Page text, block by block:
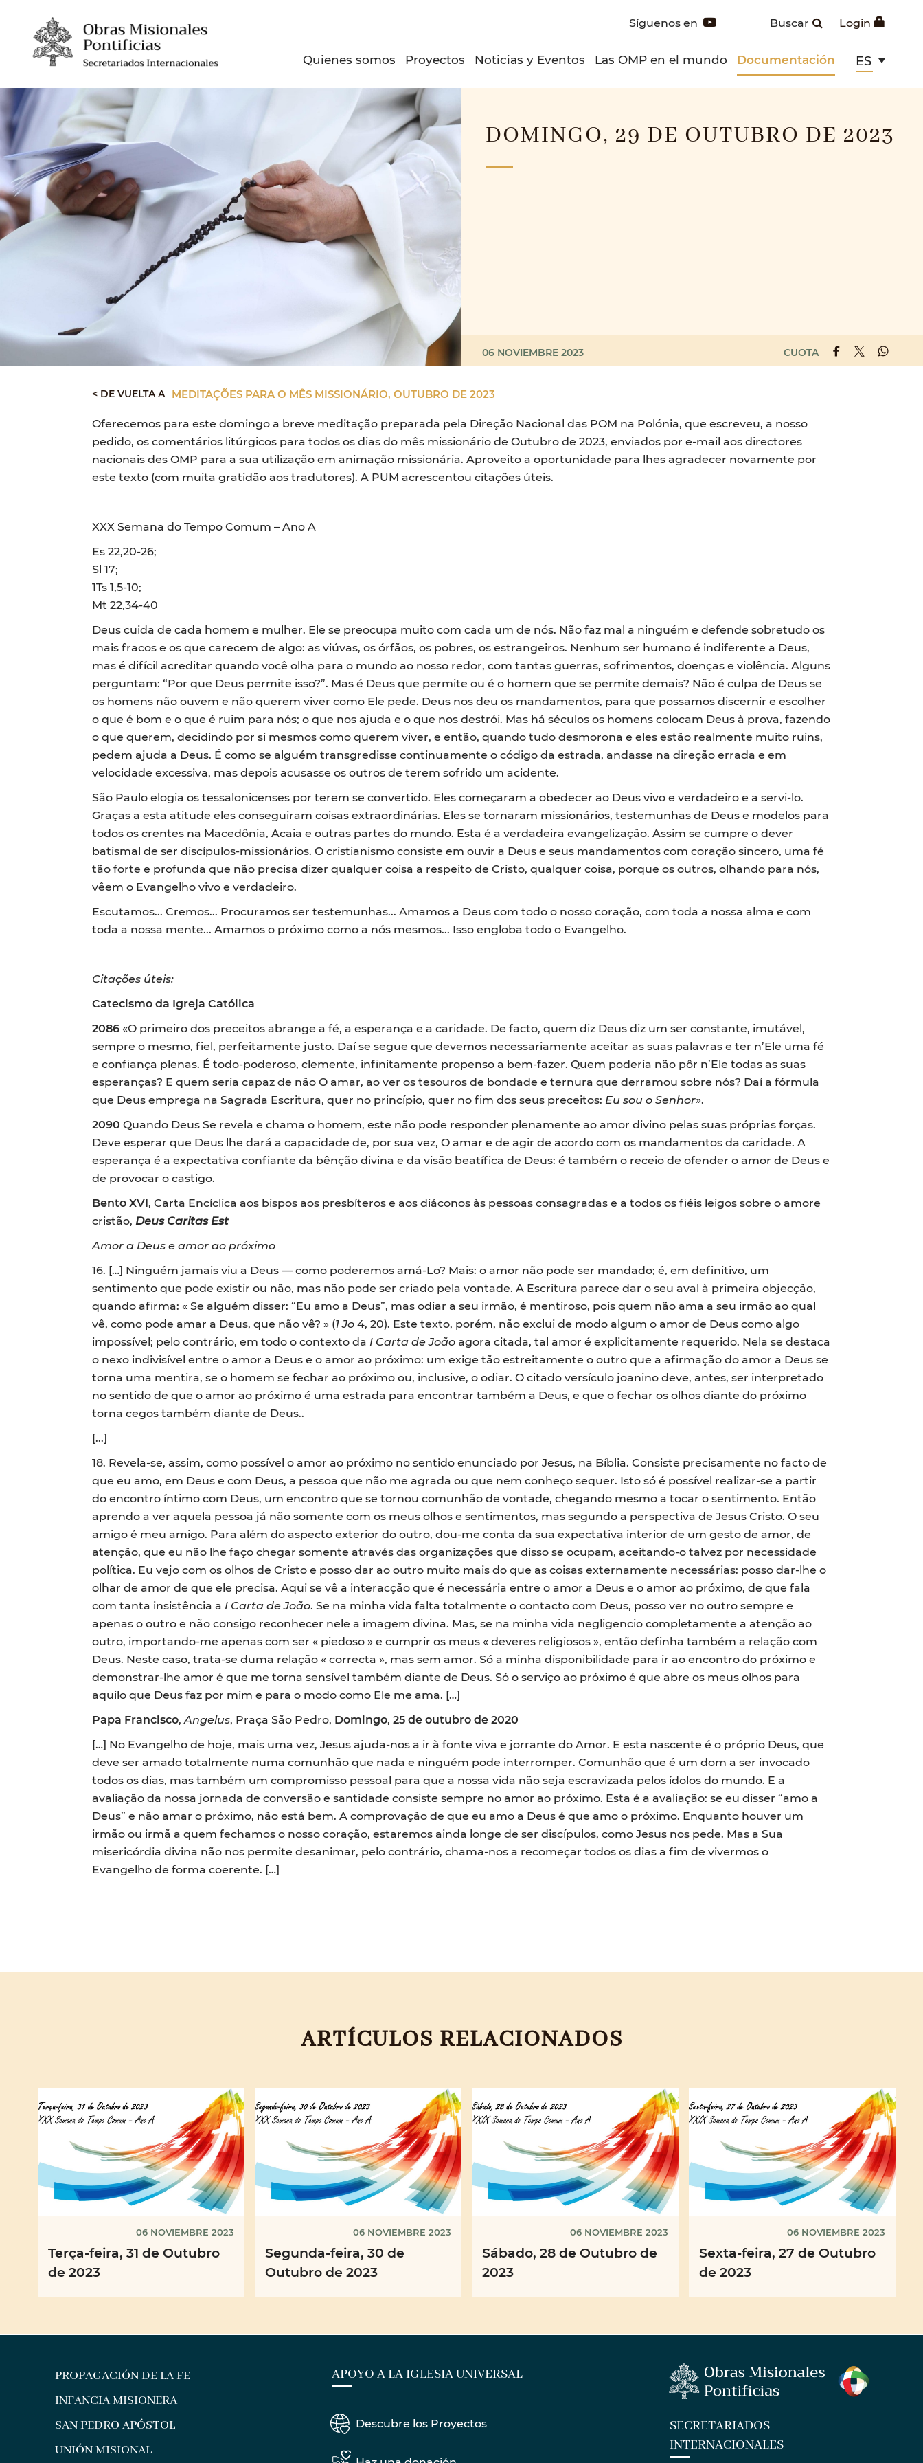
Login
Buscar
Síguenos en
Quienes somos Proyectos Noticias y Eventos Las OMP en el mundo Documentación ES
DOMINGO, 29 DE OUTUBRO DE 2023
06 NOVIEMBRE 2023 CUOTA
< DE VUELTA A MEDITAÇÕES PARA O MÊS MISSIONÁRIO, OUTUBRO DE 2023
Oferecemos para este domingo a breve meditação preparada pela Direção Nacional das POM na Polónia, que escreveu, a nosso
pedido, os comentários litúrgicos para todos os dias do mês missionário de Outubro de 2023, enviados por e-mail aos directores
nacionais des OMP para a sua utilização em animação missionária. Aproveito a oportunidade para lhes agradecer novamente por
este texto (com muita gratidão aos tradutores). A PUM acrescentou citações úteis.
XXX Semana do Tempo Comum – Ano A
Es 22,20-26;
Sl 17;
1Ts 1,5-10;
Mt 22,34-40
Deus cuida de cada homem e mulher. Ele se preocupa muito com cada um de nós. Não faz mal a ninguém e defende sobretudo os
mais fracos e os que carecem de algo: as viúvas, os órfãos, os pobres, os estrangeiros. Nenhum ser humano é indiferente a Deus,
mas é difícil acreditar quando você olha para o mundo ao nosso redor, com tantas guerras, sofrimentos, doenças e violência. Alguns
perguntam: “Por que Deus permite isso?”. Mas é Deus que permite ou é o homem que se permite demais? Não é culpa de Deus se
os homens não ouvem e não querem viver como Ele pede. Deus nos deu os mandamentos, para que possamos discernir e escolher
o que é bom e o que é ruim para nós; o que nos ajuda e o que nos destrói. Mas há séculos os homens colocam Deus à prova, fazendo
o que querem, decidindo por si mesmos como querem viver, e então, quando tudo desmorona e eles estão realmente muito ruins,
pedem ajuda a Deus. É como se alguém transgredisse continuamente o código da estrada, andasse na direção errada e em
velocidade excessiva, mas depois acusasse os outros de terem sofrido um acidente.
São Paulo elogia os tessalonicenses por terem se convertido. Eles começaram a obedecer ao Deus vivo e verdadeiro e a servi-lo.
Graças a esta atitude eles conseguiram coisas extraordinárias. Eles se tornaram missionários, testemunhas de Deus e modelos para
todos os crentes na Macedônia, Acaia e outras partes do mundo. Esta é a verdadeira evangelização. Assim se cumpre o dever
batismal de ser discípulos-missionários. O cristianismo consiste em ouvir a Deus e seus mandamentos com coração sincero, uma fé
tão forte e profunda que não precisa dizer qualquer coisa a respeito de Cristo, qualquer coisa, porque os outros, olhando para nós,
vêem o Evangelho vivo e verdadeiro.
Escutamos... Cremos... Procuramos ser testemunhas... Amamos a Deus com todo o nosso coração, com toda a nossa alma e com
toda a nossa mente... Amamos o próximo como a nós mesmos... Isso engloba todo o Evangelho.
Citações úteis:
Catecismo da Igreja Católica
2086 «O primeiro dos preceitos abrange a fé, a esperança e a caridade. De facto, quem diz Deus diz um ser constante, imutável,
sempre o mesmo, fiel, perfeitamente justo. Daí se segue que devemos necessariamente aceitar as suas palavras e ter n’Ele uma fé
e confiança plenas. É todo-poderoso, clemente, infinitamente propenso a bem-fazer. Quem poderia não pôr n’Ele todas as suas
esperanças? E quem seria capaz de não O amar, ao ver os tesouros de bondade e ternura que derramou sobre nós? Daí a fórmula
que Deus emprega na Sagrada Escritura, quer no princípio, quer no fim dos seus preceitos: Eu sou o Senhor».
2090 Quando Deus Se revela e chama o homem, este não pode responder plenamente ao amor divino pelas suas próprias forças.
Deve esperar que Deus lhe dará a capacidade de, por sua vez, O amar e de agir de acordo com os mandamentos da caridade. A
esperança é a expectativa confiante da bênção divina e da visão beatífica de Deus: é também o receio de ofender o amor de Deus e
de provocar o castigo.
Bento XVI, Carta Encíclica aos bispos aos presbíteros e aos diáconos às pessoas consagradas e a todos os fiéis leigos sobre o amore
cristão, Deus Caritas Est
Amor a Deus e amor ao próximo
16. […] Ninguém jamais viu a Deus — como poderemos amá-Lo? Mais: o amor não pode ser mandado; é, em definitivo, um
sentimento que pode existir ou não, mas não pode ser criado pela vontade. A Escritura parece dar o seu aval à primeira objecção,
quando afirma: « Se alguém disser: “Eu amo a Deus”, mas odiar a seu irmão, é mentiroso, pois quem não ama a seu irmão ao qual
vê, como pode amar a Deus, que não vê? » (1 Jo4, 20). Este texto, porém, não exclui de modo algum o amor de Deus como algo
impossível; pelo contrário, em todo o contexto da I Carta de Joãoagora citada, tal amor é explicitamente requerido. Nela se destaca
o nexo indivisível entre o amor a Deus e o amor ao próximo: um exige tão estreitamente o outro que a afirmação do amor a Deus se
torna uma mentira, se o homem se fechar ao próximo ou, inclusive, o odiar. O citado versículo joanino deve, antes, ser interpretado
no sentido de que o amor ao próximo é uma estrada para encontrar também a Deus, e que o fechar os olhos diante do próximo
torna cegos também diante de Deus..
[...]
18. Revela-se, assim, como possível o amor ao próximo no sentido enunciado por Jesus, na Bíblia. Consiste precisamente no facto de
que eu amo, em Deus e com Deus, a pessoa que não me agrada ou que nem conheço sequer. Isto só é possível realizar-se a partir
do encontro íntimo com Deus, um encontro que se tornou comunhão de vontade, chegando mesmo a tocar o sentimento. Então
aprendo a ver aquela pessoa já não somente com os meus olhos e sentimentos, mas segundo a perspectiva de Jesus Cristo. O seu
amigo é meu amigo. Para além do aspecto exterior do outro, dou-me conta da sua expectativa interior de um gesto de amor, de
atenção, que eu não lhe faço chegar somente através das organizações que disso se ocupam, aceitando-o talvez por necessidade
política. Eu vejo com os olhos de Cristo e posso dar ao outro muito mais do que as coisas externamente necessárias: posso dar-lhe o
olhar de amor de que ele precisa. Aqui se vê a interacção que é necessária entre o amor a Deus e o amor ao próximo, de que fala
com tanta insistência a I Carta de João. Se na minha vida falta totalmente o contacto com Deus, posso ver no outro sempre e
apenas o outro e não consigo reconhecer nele a imagem divina. Mas, se na minha vida negligencio completamente a atenção ao
outro, importando-me apenas com ser « piedoso » e cumprir os meus « deveres religiosos », então definha também a relação com
Deus. Neste caso, trata-se duma relação « correcta », mas sem amor. Só a minha disponibilidade para ir ao encontro do próximo e
demonstrar-lhe amor é que me torna sensível também diante de Deus. Só o serviço ao próximo é que abre os meus olhos para
aquilo que Deus faz por mim e para o modo como Ele me ama. […]
Papa Francisco,Angelus, Praça São Pedro, Domingo,25 de outubro de 2020
[…] No Evangelho de hoje, mais uma vez, Jesus ajuda-nos a ir à fonte viva e jorrante do Amor. E esta nascente é o próprio Deus, que
deve ser amado totalmente numa comunhão que nada e ninguém pode interromper. Comunhão que é um dom a ser invocado
todos os dias, mas também um compromisso pessoal para que a nossa vida não seja escravizada pelos ídolos do mundo. E a
avaliação da nossa jornada de conversão e santidade consiste sempre no amor ao próximo. Esta é a avaliação: se eu disser “amo a
Deus” e não amar o próximo, não está bem. A comprovação de que eu amo a Deus é que amo o próximo. Enquanto houver um
irmão ou irmã a quem fechamos o nosso coração, estaremos ainda longe de ser discípulos, como Jesus nos pede. Mas a Sua
misericórdia divina não nos permite desanimar, pelo contrário, chama-nos a recomeçar todos os dias a fim de vivermos o
Evangelho de forma coerente. […]
ARTÍCULOS RELACIONADOS
06 NOVIEMBRE 2023
Terça-feira, 31 de Outubro
de 2023
06 NOVIEMBRE 2023
Segunda-feira, 30 de
Outubro de 2023
06 NOVIEMBRE 2023
Sábado, 28 de Outubro de
2023
06 NOVIEMBRE 2023
Sexta-feira, 27 de Outubro
de 2023
PROPAGACIÓN DE LA FE
INFANCIA MISIONERA
SAN PEDRO APÓSTOL
UNIÓN MISIONAL
APOYO A LA IGLESIA UNIVERSAL
Descubre los Proyectos
SECRETARIADOS
INTERNACIONALES